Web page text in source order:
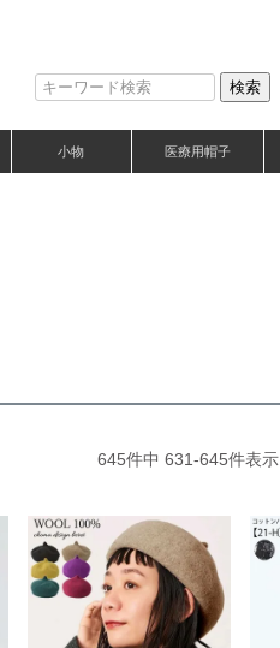
検索
小物 医療用帽子
645件中 631-645件表示